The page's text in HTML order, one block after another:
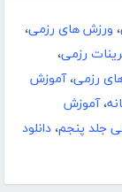
، ورزش های رزمی،
رزمی،
رزمی،آموزش
،آموزش
جلد پنجم، دانلود